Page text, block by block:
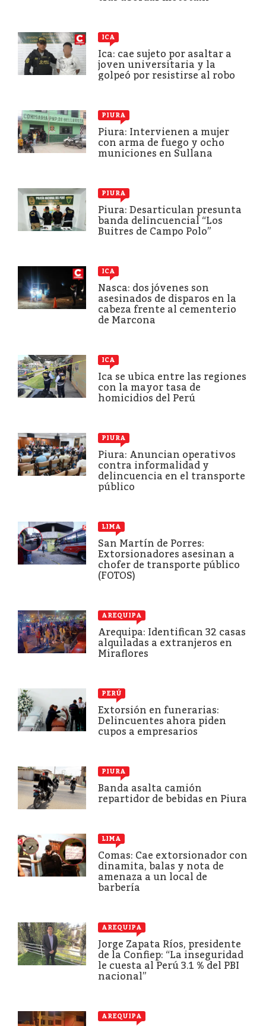
ICA
Ica: cae sujeto por asaltar a
joven universitaria y la
golpeó por resistirse al robo
PIURA
Piura: Intervienen a mujer
con arma de fuego y ocho
municiones en Sullana
PIURA
Piura: Desarticulan presunta
banda delincuencial “Los
Buitres de Campo Polo”
ICA
Nasca: dos jóvenes son
asesinados de disparos en la
cabeza frente al cementerio
de Marcona
ICA
Ica se ubica entre las regiones
con la mayor tasa de
homicidios del Perú
PIURA
Piura: Anuncian operativos
contra informalidad y
delincuencia en el transporte
público
LIMA
San Martín de Porres:
Extorsionadores asesinan a
chofer de transporte público
(FOTOS)
AREQUIPA
Arequipa: Identifican 32 casas
alquiladas a extranjeros en
Miraflores
PERÚ
Extorsión en funerarias:
Delincuentes ahora piden
cupos a empresarios
PIURA
Banda asalta camión
repartidor de bebidas en Piura
LIMA
Comas: Cae extorsionador con
dinamita, balas y nota de
amenaza a un local de
barbería
AREQUIPA
Jorge Zapata Ríos, presidente
de la Confiep: “La inseguridad
le cuesta al Perú 3.1 % del PBI
nacional”
AREQUIPA